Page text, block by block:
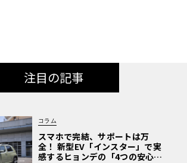
注目の記事
コラム
スマホで完結、サポートは万
全！ 新型EV「インスター」で実
感するヒョンデの「4つの安心」